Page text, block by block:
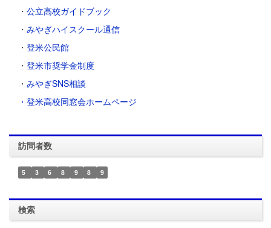
・ 公立高校ガイドブック
・ みやぎハイスクール通信
・ 登米公民館
・ 登米市奨学金制度
・ みやぎSNS相談
・登米高校同窓会ホームページ
訪問者数
5 3 6 8 9 8 9
検索